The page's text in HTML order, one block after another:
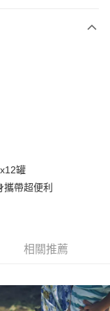
確認頁面所載為準。
方式。 讓您購物簡單
罐
帶超便利
相關推薦